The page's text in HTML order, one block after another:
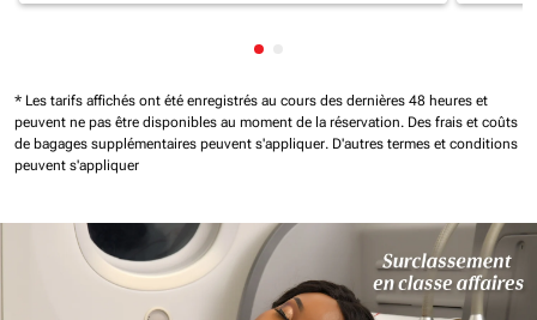
Affichage de cmp-pagination-
* Les tarifs affichés ont été enregistrés au cours des dernières 48 heures et
peuvent ne pas être disponibles au moment de la réservation. Des frais et coûts
de bagages supplémentaires peuvent s'appliquer. D'autres termes et conditions
peuvent s'appliquer